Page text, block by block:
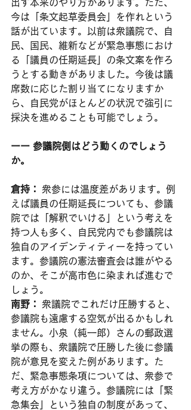
出す本来のやり方があります。ただ、
今は「条文起草委員会」を作れという
話が出ています。以前は衆議院で、自
民、国民、維新などが緊急事態におけ
る「議員の任期延長」の条文案を作ろ
うとする動きがありました。今後は議
席数に応じた割り当てになりますか
ら、自民党がほとんどの状況で強引に
採決を進めることも可能でしょう。
ーー 参議院側はどう動くのでしょう
か。
倉持：
衆参には温度差があります。例
えば議員の任期延長についても、参議
院では「解釈でいける」という考えを
持つ人も多く、自民党内でも参議院は
独自のアイデンティティーを持ってい
ます。参議院の憲法審査会は誰がやる
のか、そこが高市色に染まれば進むで
しょう。
南野：
衆議院でこれだけ圧勝すると、
参議院も遠慮する空気が出るかもしれ
ません。小泉（純一郎）さんの郵政選
挙の際も、衆議院で圧勝した後に参議
院が意見を変えた例があります。た
だ、緊急事態条項については、衆参で
考え方がかなり違う。参議院には「緊
急集会」という独自の制度があって、